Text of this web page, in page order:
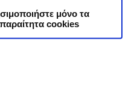
μόνο τα
cookies